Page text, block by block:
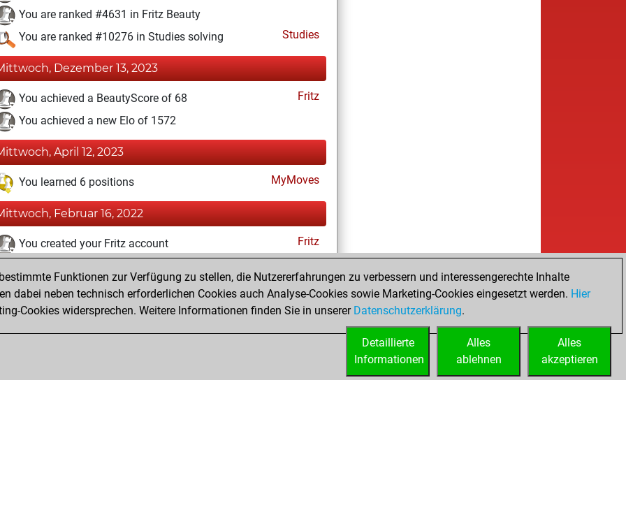
You are ranked #4631 in Fritz Beauty
You are ranked #10276 in Studies solving
Studies
Dezember 13, 2023
You achieved a BeautyScore of 68
Fritz
You achieved a new Elo of 1572
April 12, 2023
You learned 6 positions MyMoves
Februar 16, 2022
You created your Fritz account
Fritz
You scored +0 =0 -1 in slow games
You created your Studies account
Studies
Funktionen zur Verfügung zu stellen, die Nutzererfahrungen zu verbessern und interessengerechte Inhalte
dabei neben technisch erforderlichen Cookies auch Analyse-Cookies sowie Marketing-Cookies eingesetzt werden. Hier
Cookies widersprechen. Weitere Informationen finden Sie in unserer Datenschutzerklärung.
Alles
akzeptieren
Alles
ablehnen
Detaillierte
Informationen